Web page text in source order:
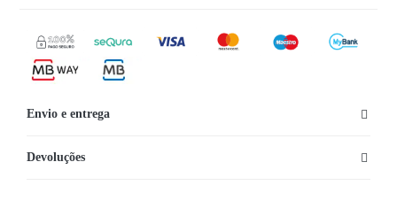
4,27
Envio e entrega
Devoluções